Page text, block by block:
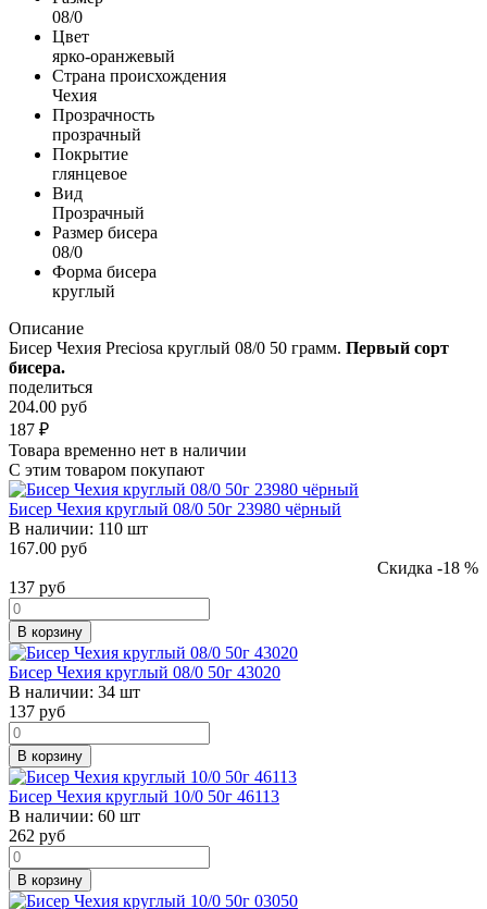
08/0
Цвет
ярко-оранжевый
Страна происхождения
Чехия
Прозрачность
прозрачный
Покрытие
глянцевое
Вид
Прозрачный
Размер бисера
08/0
Форма бисера
круглый
Описание
Бисер Чехия Preciosa круглый 08/0 50 грамм. Первый сорт
бисера.
поделиться
204.00 руб
187 ₽
Товара временно нет в наличии
С этим товаром покупают
Бисер Чехия круглый 08/0 50г 23980 чёрный
В наличии: 110 шт
167.00 руб
Скидка -18 %
137 руб
В корзину
Бисер Чехия круглый 08/0 50г 43020
В наличии: 34 шт
137 руб
В корзину
Бисер Чехия круглый 10/0 50г 46113
В наличии: 60 шт
262 руб
В корзину